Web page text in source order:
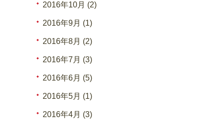
2016年10月 (2)
2016年9月 (1)
2016年8月 (2)
2016年7月 (3)
2016年6月 (5)
2016年5月 (1)
2016年4月 (3)